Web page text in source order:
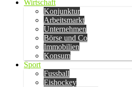
Wirtschaft
Konjunktur
Arbeitsmarkt
Unternehmen
Börse und Co
Immobilien
Konsum
Sport
Fussball
Eishockey